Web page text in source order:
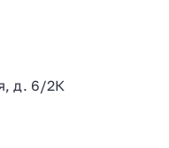
д. 6/2К